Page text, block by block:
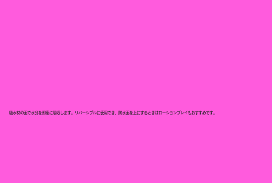
吸水材の面で水分を即座に吸収します。リバーシブルに使用でき、防水面を上にするときはローションプレイもおすすめです。